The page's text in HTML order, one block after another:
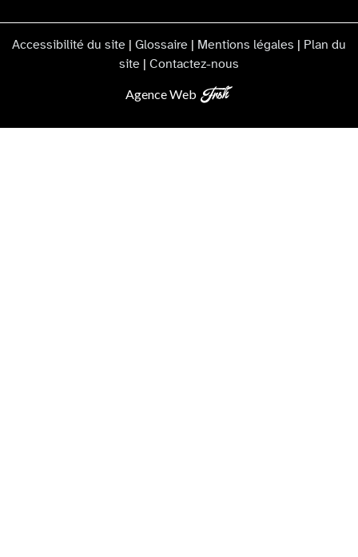
Accessibilité du site Glossaire Mentions légales
Plan du
site
Contactez-nous
Agence Web